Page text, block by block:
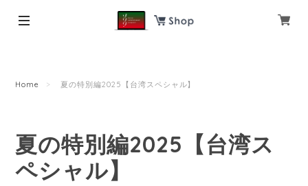
Home 夏の特別編2025【台湾スペシャル】
夏の特別編2025【台湾ス
ペシャル】